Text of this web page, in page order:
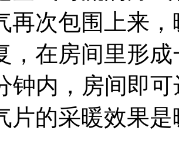
再次包围上来
，在房间里形
钟内，房间即
片的采暖效果